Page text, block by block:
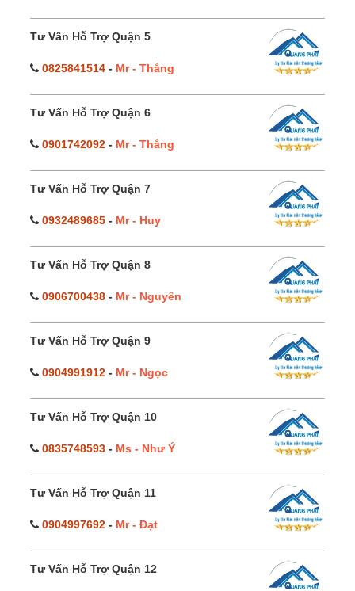
Tư Vấn Hỗ Trợ Quận 5
0825841514 - Mr - Thắng
Tư Vấn Hỗ Trợ Quận 6
0901742092 - Mr - Thắng
Tư Vấn Hỗ Trợ Quận 7
0932489685 - Mr - Huy
Tư Vấn Hỗ Trợ Quận 8
0906700438 - Mr - Nguyên
Tư Vấn Hỗ Trợ Quận 9
0904991912 - Mr - Ngọc
Tư Vấn Hỗ Trợ Quận 10
0835748593 - Ms - Như Ý
Tư Vấn Hỗ Trợ Quận 11
0904997692 - Mr - Đạt
Tư Vấn Hỗ Trợ Quận 12